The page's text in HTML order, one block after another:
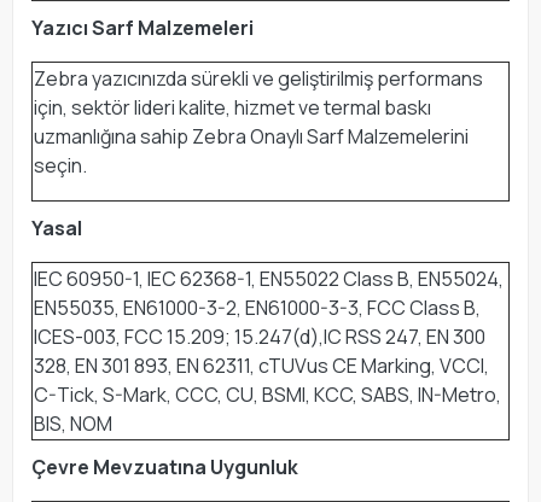
Yazıcı Sarf Malzemeleri
Zebra yazıcınızda sürekli ve geliştirilmiş performans
için, sektör lideri kalite, hizmet ve termal baskı
uzmanlığına sahip Zebra Onaylı Sarf Malzemelerini
seçin.
Yasal
IEC 60950-1, IEC 62368-1, EN55022 Class B, EN55024,
EN55035, EN61000-3-2, EN61000-3-3, FCC Class B,
ICES-003, FCC 15.209; 15.247(d),IC RSS 247, EN 300
328, EN 301 893, EN 62311, cTUVus CE Marking, VCCI,
C-Tick, S-Mark, CCC, CU, BSMI, KCC, SABS, IN-Metro,
BIS, NOM
Çevre Mevzuatına Uygunluk